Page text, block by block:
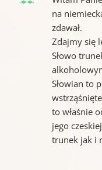
na
zdawał.
Zdajmy się
Słowo
Słowian to
to właśnie
jego
trunek jak i